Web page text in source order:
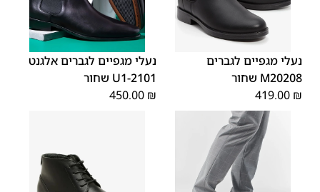
40
41
42
43
44
נעלי מגפיים לגברים
M20208 שחור
419.00 ₪
39
42
43
44
45
46
נעלי מגפיים לגברים אלגנט
2101-U1 שחור
450.00 ₪